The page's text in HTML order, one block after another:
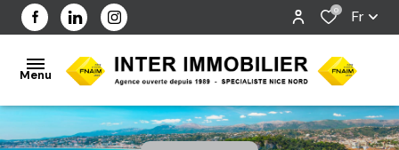
0 Fr
Menu